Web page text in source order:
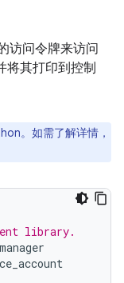
访问令牌来访问
将其打印到控制
。如需了解详情，
library.